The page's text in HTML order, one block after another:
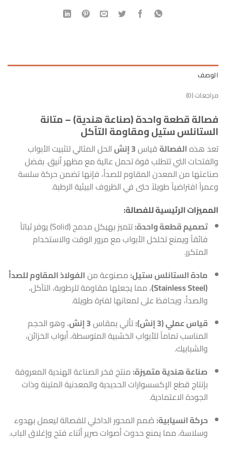
الوصف
مراجعات (0)
فصالة قطعة واحدة (صناعة هندية) – متانة
الستانلس ستيل ومقاومة التآكل
تعد هذهالفصالةقياس3 إنش
الحل المثالي لتثبيت الأبواب
والفتحات التي تتطلب قوة تحمل عالية مع مظهر أنيق. بفضل
صناعتها من المعدن المقاوم للصدأ، فإنها تضمن حركة سلسة
وعمراً افتراضياً طويلاً حتى في الظروف البيئية الرطبة.
المميزات الرئيسية للفصالة:
تصميم قطعة واحدة:
تتميز بهيكل مدمج (Solid) يوفر ثباتاً
فائقاً ويمنع تخلخل الأبواب مع مرور الوقت والاستخدام
المتكرر.
مادة الستانلس ستيل: مصنوعة منالفولاذ المقاوم للصدأ
(Stainless Steel)
، مما يجعلها مقاومة للرطوبة، التآكل،
والصدأ، ويحافظ على لمعانها لفترة طويلة.
قياس عملي (3 إنش):
تأتي بمقاس3 إنش
، وهو الحجم
المناسب تماماً للأبواب الخشبية المتوسطة، أبواب الخزائن،
والشبابيك.
صناعة هندية متميزة: منتج فخر الصناعة الهندية المعروفة
بإنتاج قطع الإكسسوارات الحديدية والمعدنية المتينة وذات
الجودة الاعتمادية.
حركة انسيابية: صُمم المحور الداخلي للفصالة ليعمل بهدوء
وسلاسة، مما يمنع حدوث أصوات صرير أثناء فتح وإغلاق الباب.